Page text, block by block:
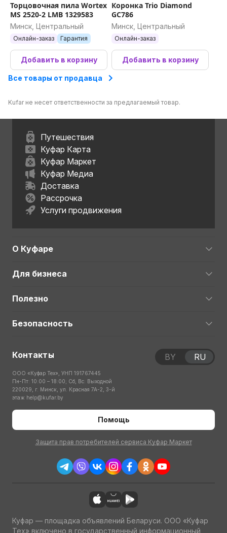
Торцовочная пила Wortex
MS 2520-2 LMB 1329583
Минск, Центральный
Онлайн-заказ Гарантия
Добавить в корзину
Коронка Trio Diamond
GC786
Минск, Центральный
Онлайн-заказ
Добавить в корзину
Все товары от продавца
Kufar не несет ответственности за предлагаемый товар.
Путешествия
Куфар Карта
Куфар Маркет
Куфар Медиа
Доставка
Рассрочка
Услуги продвижения
О Куфаре
Для бизнеса
Полезно
Безопасность
Контакты
ООО «Куфар Тех», УНП 191767445
Пн-Пт: 10:00 – 18:00; Сб, Вс: Выходной
220029, г. Минск, ул. Красная 7А-2, 3-й
этаж help@kufar.by
Помощь
Защита прав потребителей сервиса Куфар Маркет
BY RU
Куфар — площадка объявлений Беларуси. ООО «Куфар
Тех» включено в государственный информационный